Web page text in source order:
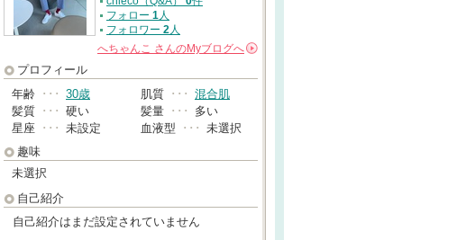
フォロー 1人
フォロワー 2人
へちゃんこ さんのMyブログへ
プロフィール
年齢 ･･･ 30歳 肌質 ･･･ 混合肌
髪質 ･･･ 硬い 髪量 ･･･
多い
星座 ･･･ 未設定 血液型 ･･･ 未選択
趣味
未選択
自己紹介
自己紹介はまだ設定されていません